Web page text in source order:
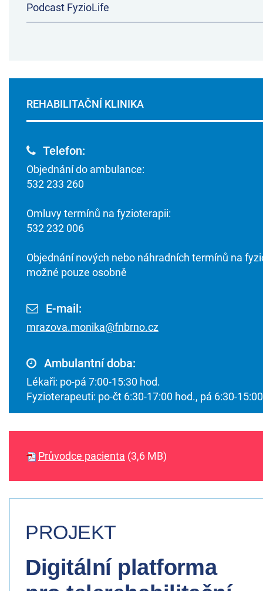
Podcast FyzioLife
REHABILITAČNÍ KLINIKA
Telefon:
Objednání do ambulance:
532 233 260
Omluvy termínů na fyzioterapii:
532 232 006
Objednání nových nebo náhradních termínů na
možné pouze osobně
E-mail:
mrazova.monika@fnbrno.cz
Ambulantní doba:
Lékaři: po-pá 7:00-15:30 hod.
Fyzioterapeuti: po-čt 6:30-17:00 hod., pá 6:30-
Průvodce pacienta (3,6 MB)
PROJEKT
Digitální platforma